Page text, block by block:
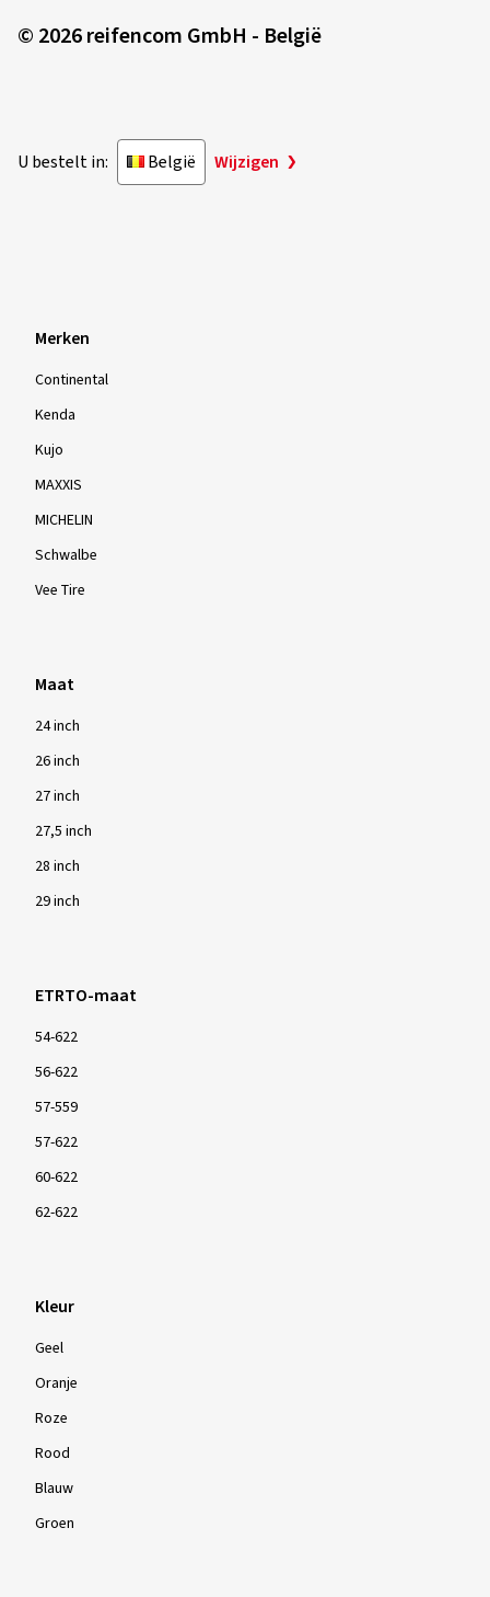
© 2026 reifencom GmbH - België
U bestelt in: België Wijzigen
Merken
Continental
Kenda
Kujo
MAXXIS
MICHELIN
Schwalbe
Vee Tire
Maat
24 inch
26 inch
27 inch
27,5 inch
28 inch
29 inch
ETRTO-maat
54-622
56-622
57-559
57-622
60-622
62-622
Kleur
Geel
Oranje
Roze
Rood
Blauw
Groen